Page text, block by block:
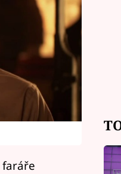
faráře